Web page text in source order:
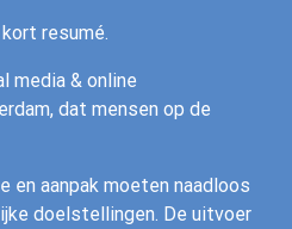
resumé.
media & online
dat mensen op de
en aanpak moeten naadloos
doelstellingen. De uitvoer